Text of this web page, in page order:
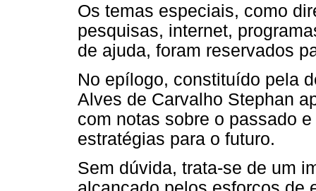
Os temas especiais, como
pesquisas, internet,
de ajuda, foram reservados
No epílogo, constituído pela
Alves de Carvalho Stephan
com notas sobre o passado
estratégias para o futuro.
Sem dúvida, trata-se de um